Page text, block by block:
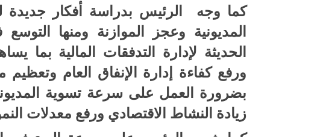
كما وجه الرئيس بدراسة أفكار جديدة
المديونية وعجز الموازنة ومنها
الحديثة لإدارة التدفقات المالية بما
ورفع كفاءة إدارة الإنفاق العام
بضرورة العمل على سرعة تسوية
زيادة النشاط الاقتصادي ورفع معدلات